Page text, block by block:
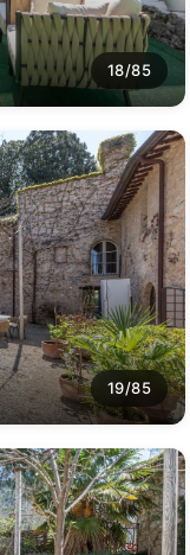
18/85
19/85